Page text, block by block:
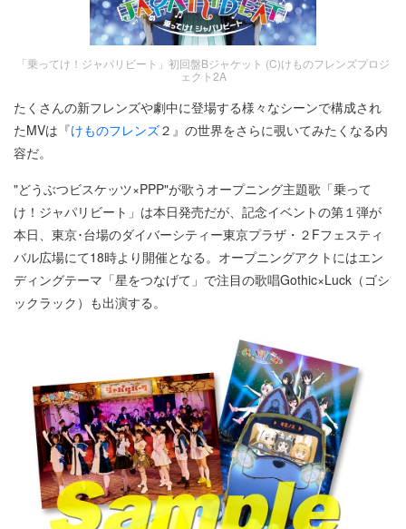
「乗ってけ！ジャパリビート」初回盤Bジャケット (C)けものフレンズプロジ
ェクト2A
たくさんの新フレンズや劇中に登場する様々なシーンで構成され
たMVは『けものフレンズ２』の世界をさらに覗いてみたくなる内
容だ。
"どうぶつビスケッツ×PPP"が歌うオープニング主題歌「乗って
け！ジャパリビート」は本日発売だが、記念イベントの第１弾が
本日、東京･台場のダイバーシティー東京プラザ・２Fフェスティ
バル広場にて18時より開催となる。オープニングアクトにはエン
ディングテーマ「星をつなげて」で注目の歌唱Gothic×Luck（ゴシ
ックラック）も出演する。